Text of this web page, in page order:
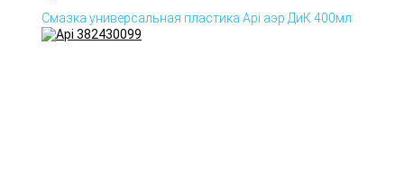
Смазка универсальная пластика Api аэр ДиК 400мл